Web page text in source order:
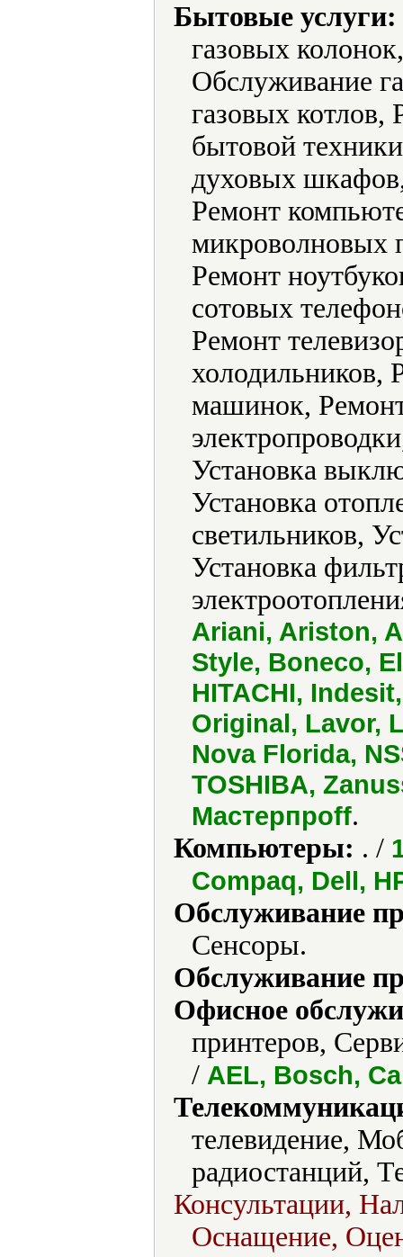
Бытовые услуги:
газовых
Обслуживание
газовых котлов,
бытовой
духовых
Ремонт
микроволновых
Ремонт
сотовых
Ремонт
холодильников,
машинок,
Установка
Установка
светильников,
Установка
Ariani, Ariston,
Style, Boneco,
HITACHI,
Original, Lavor,
Nova Florida,
TOSHIBA,
Мастерпроff.
Компьютеры: . /
Compaq, Dell,
Обслуживание
Сенсоры.
Обслуживание
Офисное
принтеров,
/ AEL, Bosch,
телевидение,
радиостанций,
Консультации,
Оснащение,